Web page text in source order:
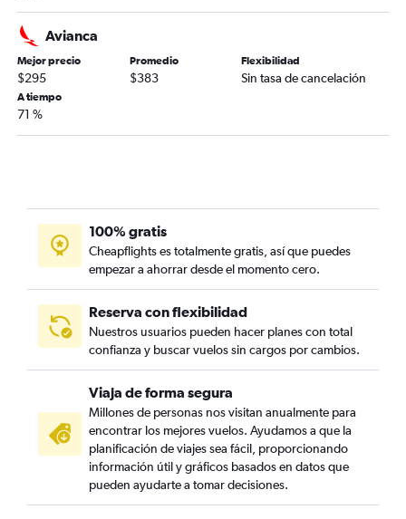
Avianca
Mejor precio
$295
Promedio
$383
Flexibilidad
Sin tasa de cancelación
A tiempo
71 %
100% gratis
Cheapflights es totalmente gratis, así que puedes
empezar a ahorrar desde el momento cero.
Reserva con flexibilidad
Nuestros usuarios pueden hacer planes con total
confianza y buscar vuelos sin cargos por cambios.
Viaja de forma segura
Millones de personas nos visitan anualmente para
encontrar los mejores vuelos. Ayudamos a que la
planificación de viajes sea fácil, proporcionando
información útil y gráficos basados en datos que
pueden ayudarte a tomar decisiones.